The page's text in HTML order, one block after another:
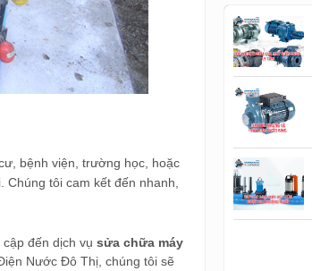
cư, bệnh viện, trường học, hoặc
tôi cam kết đến nhanh,
đến dịch vụ sửa chữa máy
Nước Đô Thị, chúng tôi sẽ